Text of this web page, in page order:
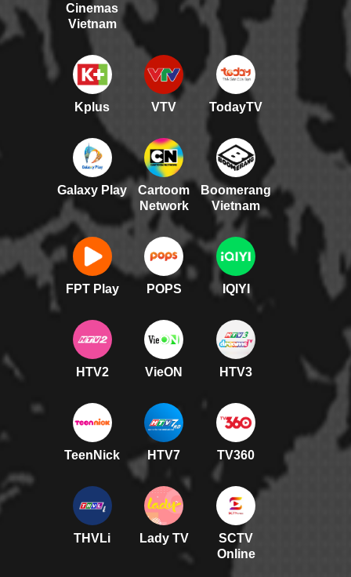
Cinemas
Vietnam
Kplus VTV TodayTV
Galaxy Play
Cartoom
Network
Boomerang
Vietnam
FPT Play POPS IQIYI
HTV2 VieON HTV3
TeenNick HTV7 TV360
THVLi Lady TV
SCTV
Online